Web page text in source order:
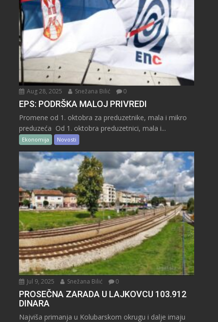
Aug 28, 2025 Snežana Bilić 0
EPS: PODRŠKA MALOJ PRIVREDI
Promene od 1. oktobra za preduzetnike, mala i mikro
preduzeća Od 1. oktobra preduzetnici, mala i...
Ekonomija Novosti
Jul 9, 2025 Snežana Bilić 0
PROSEČNA ZARADA U LAJKOVCU 103.912
DINARA
Najviša primanja u Kolubarskom okrugu i dalje imaju